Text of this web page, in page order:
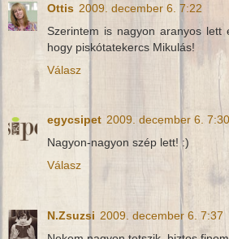
Ottis 2009. december 6. 7:22
Szerintem is nagyon aranyos lett
hogy piskótatekercs Mikulás!
Válasz
egycsipet 2009. december 6. 7:30
Nagyon-nagyon szép lett! :)
Válasz
N.Zsuzsi 2009. december 6. 7:37